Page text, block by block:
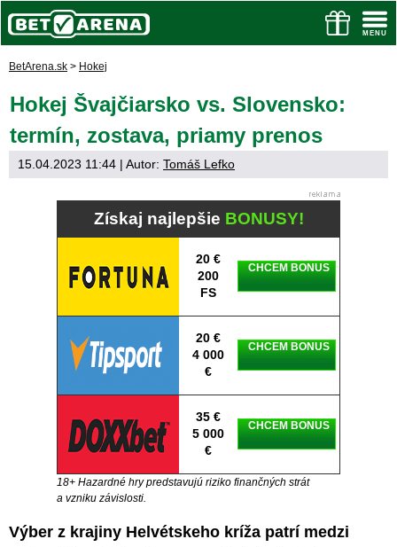
BetArena.sk > Hokej
Hokej Švajčiarsko vs. Slovensko:
termín, zostava, priamy prenos
15.04.2023 11:44 | Autor: Tomáš Lefko
Získaj najlepšie BONUSY!
20 €
200
FS
CHCEM BONUS
20 €
4 000
€
CHCEM BONUS
35 €
5 000
€
CHCEM BONUS
18+ Hazardné hry predstavujú riziko finančných strát
a vzniku závislosti.
Výber z krajiny Helvétskeho kríža patrí medzi